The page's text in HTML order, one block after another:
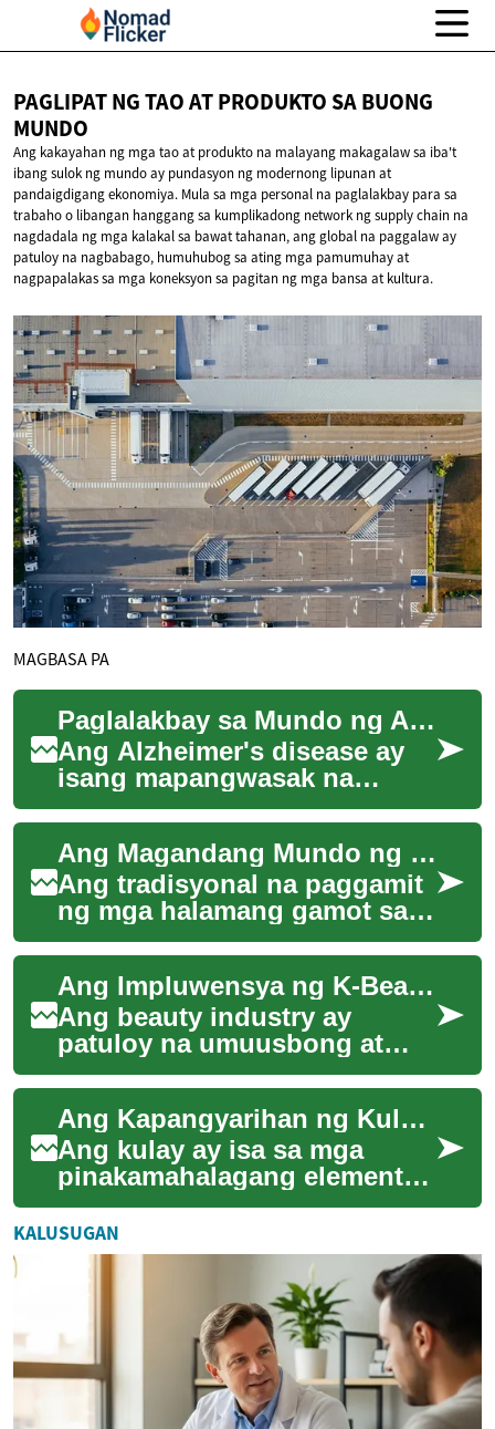
PAGLIPAT NG TAO AT PRODUKTO SABUONG
MUNDO
Ang kakayahan ng mga tao at produkto na malayang makagalaw sa iba't
ibang sulok ng mundo ay pundasyon ng modernong lipunan at
pandaigdigang ekonomiya. Mula sa mga personal na paglalakbay para sa
trabaho o libangan hanggang sa kumplikadong network ng supply chain na
nagdadala ng mga kalakal sa bawat tahanan, ang global na paggalaw ay
patuloy na nagbabago, humuhubog sa ating mga pamumuhay at
nagpapalakas sa mga koneksyon sa pagitan ng mga bansa at kultura.
MAGBASA PA
Paglalakbay sa Mundo ng Alzheimer's: Pag-unawa at Pag-asa
Ang Alzheimer's disease ay
isang mapangwasak na
kondisyon na unti-unting
kumukuha ng mga alaala at
kakayahan ng isang...
Ang Magandang Mundo ng Paggamit ng Halamang Gamot sa Kagandahan
Ang tradisyonal na paggamit
ng mga halamang gamot sa
pangangalaga ng balat at
kagandahan ay isang
mahalagang bahagi n...
Ang Impluwensya ng K-Beauty sa Pandaigdigang Industriya
Ang beauty industry ay
patuloy na umuusbong at
nagbabago, at isa sa pinaka-
kapansin-pansin na
impluwensya sa nakaraan...Ang Kapangyarihan ng Kulay sa Mundo ng Kagandahan
Ang kulay ay isa sa mga
pinakamahalagang elemento
sa larangan ng kagandahan.
Ito ay nagbibigay-buhay sa
ating mundo, ...
KALUSUGAN